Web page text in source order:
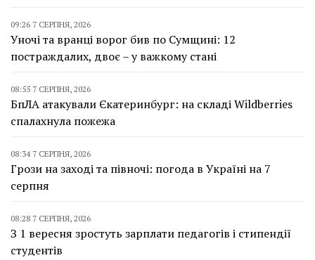
09:26 7 СЕРПНЯ, 2026
Уночі та вранці ворог бив по Сумщині: 12
постраждалих, двоє – у важкому стані
08:55 7 СЕРПНЯ, 2026
БпЛА атакували Єкатеринбург: на складі Wildberries
спалахнула пожежа
08:34 7 СЕРПНЯ, 2026
Грози на заході та півночі: погода в Україні на 7
серпня
08:28 7 СЕРПНЯ, 2026
З 1 вересня зростуть зарплати педагогів і стипендії
студентів